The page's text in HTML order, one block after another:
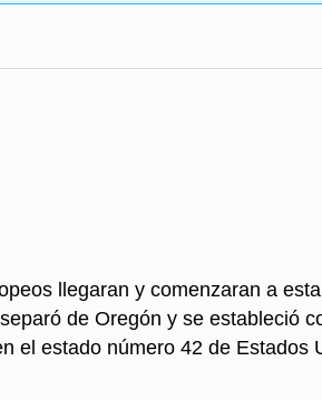
llegaran y comenzaran a
de Oregón y se estableció
el estado número 42 de Estados